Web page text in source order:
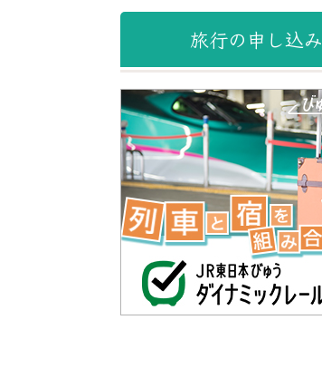
旅行の申し込み